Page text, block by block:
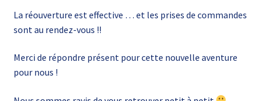
La réouverture est effective … et les prises de commandes
sont au rendez-vous !!
Merci de répondre présent pour cette nouvelle aventure
pour nous !